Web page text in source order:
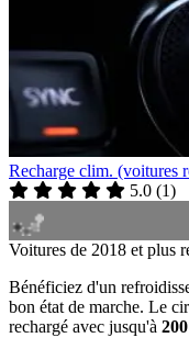
Recharge clim. (voitures
5.0 (1)
Voitures de 2018 et plus
Bénéficiez d'un
bon état de marche. Le
rechargé avec jusqu'à